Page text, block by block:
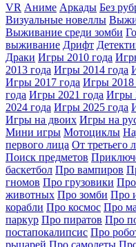
VR Аниме Аркады Без
Визуальные новеллы
Выживание среди зомби
выживание Дрифт
Драки Игры 2010 года
2013 года Игры 2014 года
Игры 2017 года Игры 2018
года Игры 2021 года Игры
2024 года Игры 2025 года
Игры на двоих Игры на
Мини игры Мотоциклы
первого лица От третьего
Поиск предметов
баскетбол Про вампиров
гномов Про грузовики Про
животных Про зомби Про
корабли Про космос Про
паркур Про пиратов Про
постапокалипсис Про
рыцарей Про самолеты